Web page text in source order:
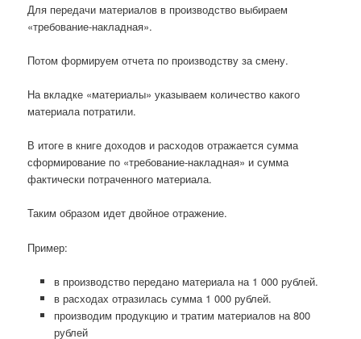
Для передачи материалов в производство выбираем
«требование-накладная».
Потом формируем отчета по производству за смену.
На вкладке «материалы» указываем количество какого
материала потратили.
В итоге в книге доходов и расходов отражается сумма
сформирование по «требование-накладная» и сумма
фактически потраченного материала.
Таким образом идет двойное отражение.
Пример:
в производство передано материала на 1 000 рублей.
в расходах отразилась сумма 1 000 рублей.
производим продукцию и тратим материалов на 800
рублей